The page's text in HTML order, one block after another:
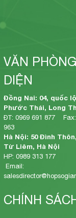
VĂN
DIỆN
Đồng Nai: 04, quốc
Phước Thái, Long
ĐT: 0969 691 877 Fax:
963
Hà Nội: 50 Đình
Từ Liêm, Hà Nội
HP: 0989 313 177
Email:
CHÍNH